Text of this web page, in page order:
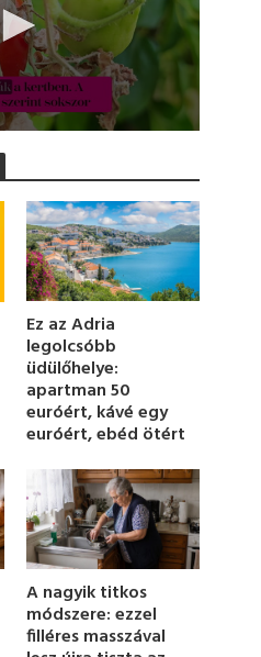
Ez az Adria
legolcsóbb
üdülőhelye:
apartman 50
euróért, kávé egy
euróért, ebéd ötért
A nagyik titkos
módszere: ezzel
filléres masszával